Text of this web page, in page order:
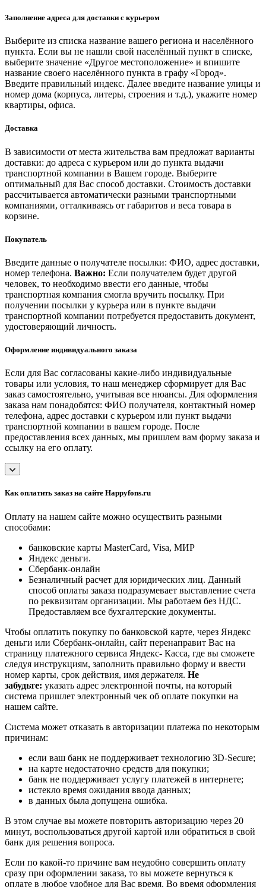
Заполнение адреса для доставки с курьером
Выберите из списка название вашего региона и населённого
пункта. Если вы не нашли свой населённый пункт в списке,
выберите значение «Другое местоположение» и впишите
название своего населённого пункта в графу «Город».
Введите правильный индекс. Далее введите название улицы и
номер дома (корпуса, литеры, строения и т.д.), укажите номер
квартиры, офиса.
Доставка
В зависимости от места жительства вам предложат варианты
доставки: до адреса с курьером или до пункта выдачи
транспортной компании в Вашем городе. Выберите
оптимальный для Вас способ доставки. Стоимость доставки
рассчитывается автоматически разными транспортными
компаниями, отталкиваясь от габаритов и веса товара в
корзине.
Покупатель
Введите данные о получателе посылки: ФИО, адрес доставки,
номер телефона. Важно: Если получателем будет другой
человек, то необходимо ввести его данные, чтобы
транспортная компания смогла вручить посылку. При
получении посылки у курьера или в пункте выдачи
транспортной компании потребуется предоставить документ,
удостоверяющий личность.
Оформление индивидуального заказа
Если для Вас согласованы какие-либо индивидуальные
товары или условия, то наш менеджер сформирует для Вас
заказ самостоятельно, учитывая все нюансы. Для оформления
заказа нам понадобятся: ФИО получателя, контактный номер
телефона, адрес доставки с курьером или пункт выдачи
транспортной компании в вашем городе. После
предоставления всех данных, мы пришлем вам форму заказа и
ссылку на его оплату.
Как оплатить заказ на сайте Happyfons.ru
Оплату на нашем сайте можно осуществить разными
способами:
банковские карты MasterCard, Visa, МИР
Яндекс деньги.
Сбербанк-онлайн
Безналичный расчет для юридических лиц. Данный
способ оплаты заказа подразумевает выставление счета
по реквизитам организации. Мы работаем без НДС.
Предоставляем все бухгалтерские документы.
Чтобы оплатить покупку по банковской карте, через Яндекс
деньги или Сбербанк-онлайн, сайт перенаправит Вас на
страницу платежного сервиса Яндекс- Касса, где вы сможете
следуя инструкциям, заполнить правильно форму и ввести
номер карты, срок действия, имя держателя. Не
забудьте: указать адрес электронной почты, на который
система пришлет электронный чек об оплате покупки на
нашем сайте.
Система может отказать в авторизации платежа по некоторым
причинам:
если ваш банк не поддерживает технологию 3D-Secure;
на карте недостаточно средств для покупки;
банк не поддерживает услугу платежей в интернете;
истекло время ожидания ввода данных;
в данных была допущена ошибка.
В этом случае вы можете повторить авторизацию через 20
минут, воспользоваться другой картой или обратиться в свой
банк для решения вопроса.
Если по какой-то причине вам неудобно совершить оплату
сразу при оформлении заказа, то вы можете вернуться к
оплате в любое удобное для Вас время. Во время оформления